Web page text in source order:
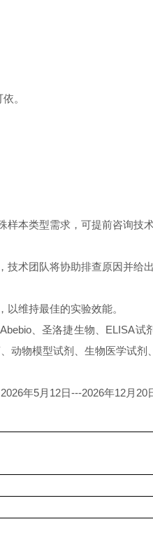
。
本类型需求，可提前咨询技术
术团队将协助排查原因并给出
维持最佳的实验效能。
、圣洛捷生物、ELISA试
动物模型试剂、生物医学试剂
年5月12日---2026年12月20